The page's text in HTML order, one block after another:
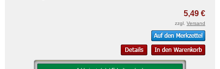
5,49 €
zzgl. Versand